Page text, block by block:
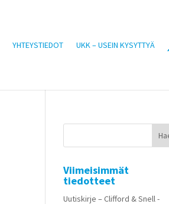
YHTEYSTIEDOT UKK – USEIN KYSYTTYÄ
Viimeisimmät
tiedotteet
Uutiskirje – Clifford & Snell -